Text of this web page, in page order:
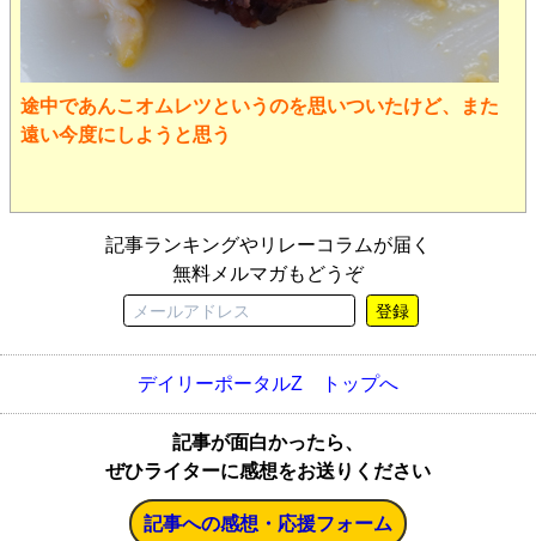
途中であんこオムレツというのを思いついたけど、また
遠い今度にしようと思う
記事ランキングやリレーコラムが届く
無料メルマガもどうぞ
登録
デイリーポータルZ トップへ
記事が面白かったら、
ぜひライターに感想をお送りください
記事への感想・応援フォーム